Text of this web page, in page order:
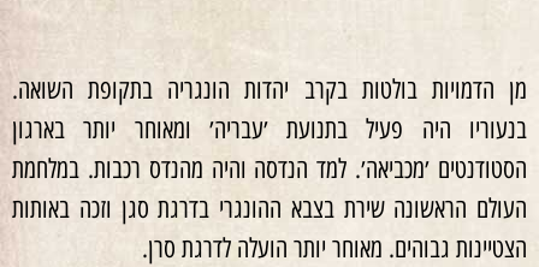
מן הדמויות בולטות בקרב יהדות הונגריה בתקופת השואה.
בנעוריו היה פעיל בתנועת ׳עבריה׳ ומאוחר יותר בארגון
הסטודנטים ׳מכביאה׳. למד הנדסה והיה מהנדס רכבות. במלחמת
העולם הראשונה שירת בצבא ההונגרי בדרגת סגן וזכה באותות
הצטיינות גבוהים. מאוחר יותר הועלה לדרגת סרן.